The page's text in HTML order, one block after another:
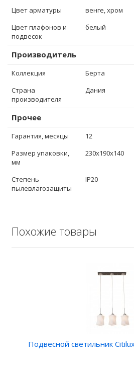
Цвет арматуры
венге, хром
Цвет плафонов и
подвесок
белый
Производитель
Коллекция
Берта
Страна
производителя
Дания
Прочее
Гарантия, месяцы
12
Размер упаковки,
мм
230x190x140
Степень
пылевлагозащиты
IP20
Похожие товары
Подвесной светильник